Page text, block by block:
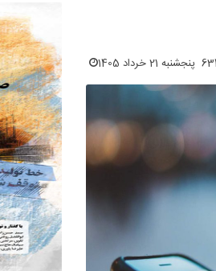
پنجشنبه 21 خرداد 1405